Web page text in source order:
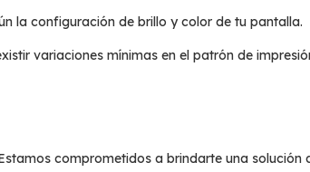
la configuración de brillo y color de tu pantalla.
variaciones mínimas en el patrón de
comprometidos a brindarte una solución